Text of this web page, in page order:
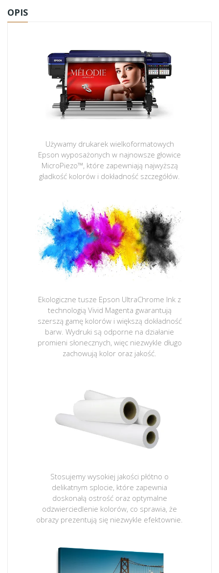
OPIS
Używamy drukarek wielkoformatowych
Epson wyposażonych w najnowsze głowice
MicroPiezo™, które zapewniają najwyższą
gładkość kolorów i dokładność szczegółów.
Ekologiczne tusze Epson UltraChrome Ink z
technologią Vivid Magenta gwarantują
szerszą gamę kolorów i większą dokładność
barw. Wydruki są odporne na działanie
promieni słonecznych, więc niezwykle długo
zachowują kolor oraz jakość.
Stosujemy wysokiej jakości płótno o
delikatnym splocie, które zapewnia
doskonałą ostrość oraz optymalne
odzwierciedlenie kolorów, co sprawia, że
obrazy prezentują się niezwykle efektownie.